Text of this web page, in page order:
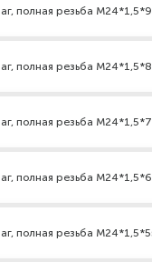
полная резьба
полная резьба
полная резьба
полная резьба
полная резьба